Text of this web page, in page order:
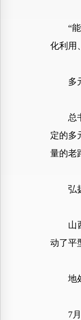
“能源
化利用
多元
总书
定的多
量的老
弘扬
山西
动了平
地处
7月7